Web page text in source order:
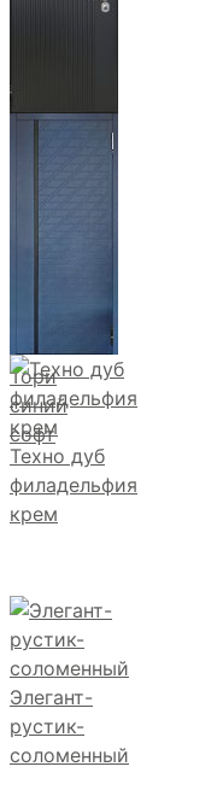
фортеза
Тори
синий
софт
Техно дуб
филадельфия
крем
Элегант-
рустик-
соломенный